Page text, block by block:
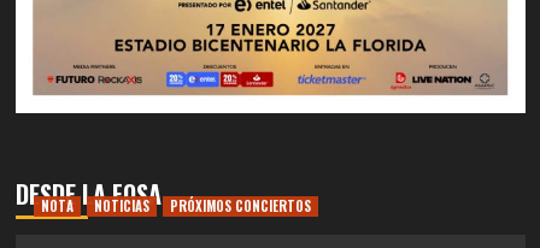
DESDE LA FOSA
NOTA NOTICIAS PRÓXIMOS CONCIERTOS